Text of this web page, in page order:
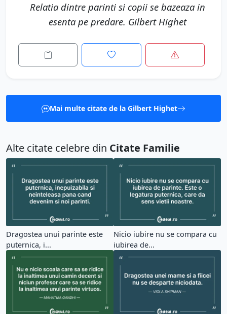
Relatia dintre parinti si copii se bazeaza in
esenta pe predare. Gilbert Highet
Mai multe citate de la Gilbert Highet
Alte citate celebre din Citate Familie
Dragostea unui parinte este
puternica, i...
Nicio iubire nu se compara cu
iubirea de...